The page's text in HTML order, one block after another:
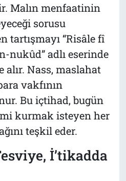
Malın menfaatinin
sorusu
tartışmayı “Risâle fî
nukûd” adlı eserinde
alır. Nass, maslahat
vakfının
Bu içtihad, bugün
kurmak isteyen her
teşkil eder.
İ’tikadda